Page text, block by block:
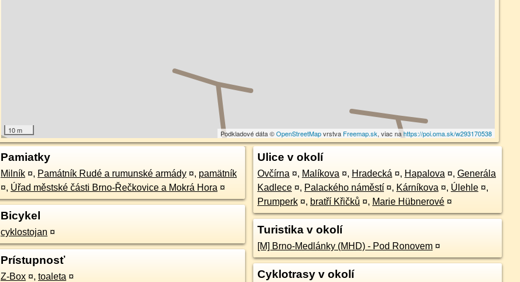
10 m Podkladové dáta ©OpenStreetMapvrstva Freemap.sk, viac nahttps://poi.oma.sk/w293170538
Pamiatky
Milník ¤, Památník Rudé a rumunské armády ¤, pamätník
¤, Úřad městské části Brno-Řečkovice a Mokrá Hora ¤
Bicykel
cyklostojan ¤
Prístupnosť
Z-Box ¤, toaleta ¤
Ulice v okolí
Ovčírna ¤, Malíkova ¤, Hradecká ¤, Hapalova ¤, Generála
Kadlece ¤, Palackého náměstí ¤, Kárníkova ¤, Úlehle ¤,
Prumperk ¤, bratří Křičků ¤, Marie Hübnerové ¤
Turistika v okolí
[M] Brno-Medlánky (MHD) - Pod Ronovem ¤
Cyklotrasy v okolí